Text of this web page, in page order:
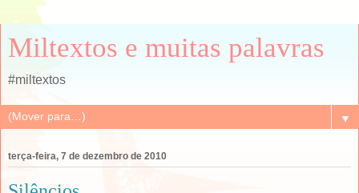
Miltextos e muitas palavras
#miltextos
▼
terça-feira, 7 de dezembro de 2010